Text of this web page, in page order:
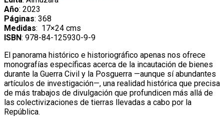
en
Belalcázar',
de
Feliciano
Casillas
cantidad
Año: 2023
Páginas: 368
Medidas: 17×24 cms
ISBN: 978-84-125930-9-9
El panorama histórico e historiográfico apenas nos ofrece
monografías específicas acerca de la incautación de bienes
durante la Guerra Civil y la Posguerra —aunque sí abundantes
artículos de investigación—, una realidad histórica que precisa
de más trabajos de divulgación que profundicen más allá de
las colectivizaciones de tierras llevadas a cabo por la
República.